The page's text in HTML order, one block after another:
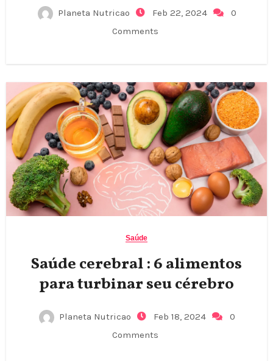
Planeta Nutricao Feb 22, 2024
0
Comments
Saúde
Saúde cerebral : 6 alimentos
para turbinar seu cérebro
Planeta Nutricao Feb 18, 2024
0
Comments